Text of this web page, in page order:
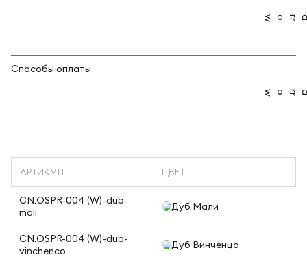
Способы оплаты
АРТИКУЛ ЦВЕТ
CN.OSPR-004 (W)-dub-
mali
Дуб Мали
CN.OSPR-004 (W)-dub-
vinchenco
Дуб Винченцо